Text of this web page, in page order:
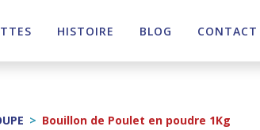
HISTOIRE BLOG CONTACT
> Bouillon de Poulet en poudre 1Kg